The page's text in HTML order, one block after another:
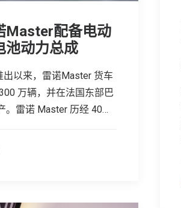
Master配备电动
池动力总成
出以来，雷诺Master 货车
万辆，并在法国东部巴
。雷诺 Master 历经 40…